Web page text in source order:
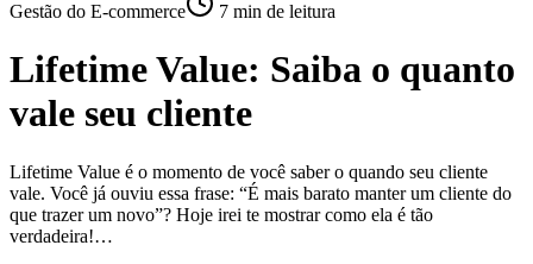
Gestão do E-commerce
7 min de leitura
Lifetime Value: Saiba o quanto
vale seu cliente
Lifetime Value é o momento de você saber o quando seu cliente
vale. Você já ouviu essa frase: “É mais barato manter um cliente do
que trazer um novo”? Hoje irei te mostrar como ela é tão
verdadeira!…